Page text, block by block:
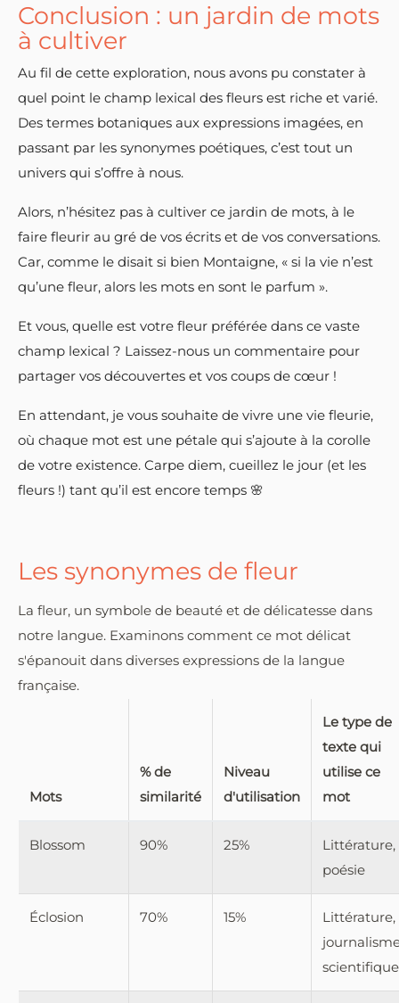
Conclusion : un jardin de mots
à cultiver
Au fil de cette exploration, nous avons pu constater à
quel point le champ lexical des fleurs est riche et varié.
Des termes botaniques aux expressions imagées, en
passant par les synonymes poétiques, c’est tout un
univers qui s’offre à nous.
Alors, n’hésitez pas à cultiver ce jardin de mots, à le
faire fleurir au gré de vos écrits et de vos conversations.
Car, comme le disait si bien Montaigne, « si la vie n’est
qu’une fleur, alors les mots en sont le parfum ».
Et vous, quelle est votre fleur préférée dans ce vaste
champ lexical ? Laissez-nous un commentaire pour
partager vos découvertes et vos coups de cœur !
En attendant, je vous souhaite de vivre une vie fleurie,
où chaque mot est une pétale qui s’ajoute à la corolle
de votre existence. Carpe diem, cueillez le jour (et les
fleurs !) tant qu’il est encore temps 🌸
Les synonymes de fleur
La fleur, un symbole de beauté et de délicatesse dans
notre langue. Examinons comment ce mot délicat
s'épanouit dans diverses expressions de la langue
française.
Mots
% de
similarité
Niveau
d'utilisation
Le type de
texte qui
utilise ce
mot
Blossom 90% 25%
Littérature,
poésie
Éclosion 70% 15%
Littérature,
scientifique